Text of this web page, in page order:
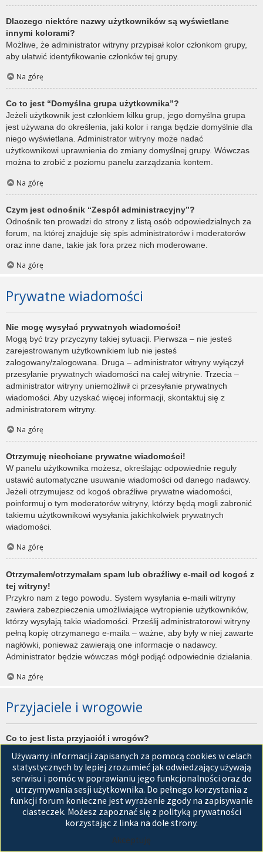
Dlaczego niektóre nazwy użytkowników są wyświetlane
innymi kolorami?
Możliwe, że administrator witryny przypisał kolor członkom grupy,
aby ułatwić identyfikowanie członków tej grupy.
Na górę
Co to jest “Domyślna grupa użytkownika”?
Jeżeli użytkownik jest członkiem kilku grup, jego domyślna grupa
jest używana do określenia, jaki kolor i ranga będzie domyślnie dla
niego wyświetlana. Administrator witryny może nadać
użytkownikowi uprawnienia do zmiany domyślnej grupy. Wówczas
można to zrobić z poziomu panelu zarządzania kontem.
Na górę
Czym jest odnośnik “Zespół administracyjny”?
Odnośnik ten prowadzi do strony z listą osób odpowiedzialnych za
forum, na której znajduje się spis administratorów i moderatorów
oraz inne dane, takie jak fora przez nich moderowane.
Na górę
Prywatne wiadomości
Nie mogę wysyłać prywatnych wiadomości!
Mogą być trzy przyczyny takiej sytuacji. Pierwsza – nie jesteś
zarejestrowanym użytkownikiem lub nie jesteś
zalogowany/zalogowana. Druga – administrator witryny wyłączył
przesyłanie prywatnych wiadomości na całej witrynie. Trzecia –
administrator witryny uniemożliwił ci przesyłanie prywatnych
wiadomości. Aby uzyskać więcej informacji, skontaktuj się z
administratorem witryny.
Na górę
Otrzymuję niechciane prywatne wiadomości!
W panelu użytkownika możesz, określając odpowiednie reguły
ustawić automatyczne usuwanie wiadomości od danego nadawcy.
Jeżeli otrzymujesz od kogoś obraźliwe prywatne wiadomości,
poinformuj o tym moderatorów witryny, którzy będą mogli zabronić
takiemu użytkownikowi wysyłania jakichkolwiek prywatnych
wiadomości.
Na górę
Otrzymałem/otrzymałam spam lub obraźliwy e-mail od kogoś z
tej witryny!
Przykro nam z tego powodu. System wysyłania e-maili witryny
zawiera zabezpieczenia umożliwiające wytropienie użytkowników,
którzy wysyłają takie wiadomości. Prześlij administratorowi witryny
pełną kopię otrzymanego e-maila – ważne, aby były w niej zawarte
nagłówki, ponieważ zawierają one informacje o nadawcy.
Administrator będzie wówczas mógł podjąć odpowiednie działania.
Na górę
Przyjaciele i wrogowie
Co to jest lista przyjaciół i wrogów?
użytkowników witryny. Użytkownicy dodani do listy przyjaciół będą
wyświetleni na karciePrzyjacieleznajdującej się w panelu
zarządzania kontem. Z tego poziomu można szybko sprawdzić ich
status, a także wysłać prywatną wiadomość. Zależnie od
używanego stylu witryny, posty tych użytkowników mogą być
wyróżniane. Jeśli użytkownik zostanie dodany do listy wrogów,
Używamy informacji zapisanych za pomocą cookies w celach
statystycznych by lepiej zrozumieć jak odwiedzający używają
serwisu i pomóc w poprawianiu jego funkcjonalności oraz do
utrzymywania sesji użytkownika. Do pełnego korzystania z
funkcji forum konieczne jest wyrażenie zgody na zapisywanie
ciasteczek. Możesz zapoznać się z polityką prywatności
korzystając z linka na dole strony.
Akceptuję